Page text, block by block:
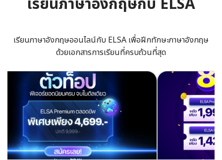
เรียนภาษาอังกฤษกับ ELSA
เรียนภาษาอังกฤษออนไลน์กับ ELSA เพื่อฝีกทักษะภาษาอังกฤษ
ด้วยเอกสารการเรียนที่ครบถ้วนที่สุด